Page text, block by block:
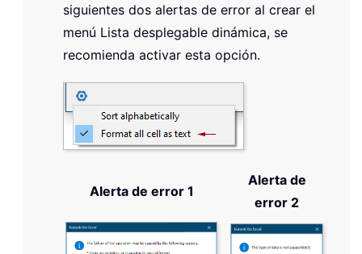
siguientes dos alertas de error al crear el
menú Lista desplegable dinámica, se
recomienda activar esta opción.
Alerta de error 1
Alerta de
error 2